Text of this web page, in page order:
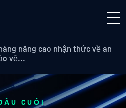
nâng cao nhận thức về an
vệ...
CUỐI